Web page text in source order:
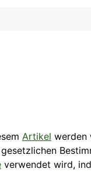
Artikel werden
verwendet wird,